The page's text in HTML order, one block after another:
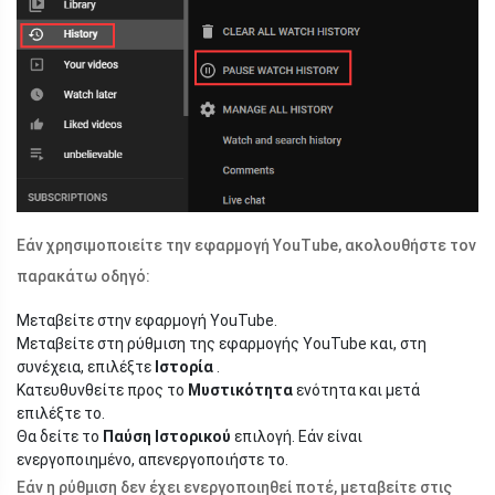
Εάν χρησιμοποιείτε την εφαρμογή YouTube, ακολουθήστε τον
παρακάτω οδηγό:
Μεταβείτε στην εφαρμογή YouTube.
Μεταβείτε στη ρύθμιση της εφαρμογής YouTube και, στη
συνέχεια, επιλέξτε Ιστορία
Κατευθυνθείτε προς το Μυστικότηταενότητα και μετά
επιλέξτε το.
Θα δείτε το Παύση Ιστορικού επιλογή. Εάν είναι
ενεργοποιημένο, απενεργοποιήστε το.
Εάν η ρύθμιση δεν έχει ενεργοποιηθεί ποτέ, μεταβείτε στις